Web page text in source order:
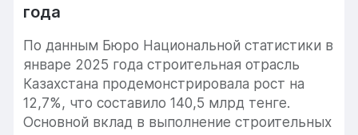
года
По данным Бюро Национальной статистики в
январе 2025 года строительная отрасль
Казахстана продемонстрировала рост на
12,7%, что составило 140,5 млрд тенге.
Основной вклад в выполнение строительных